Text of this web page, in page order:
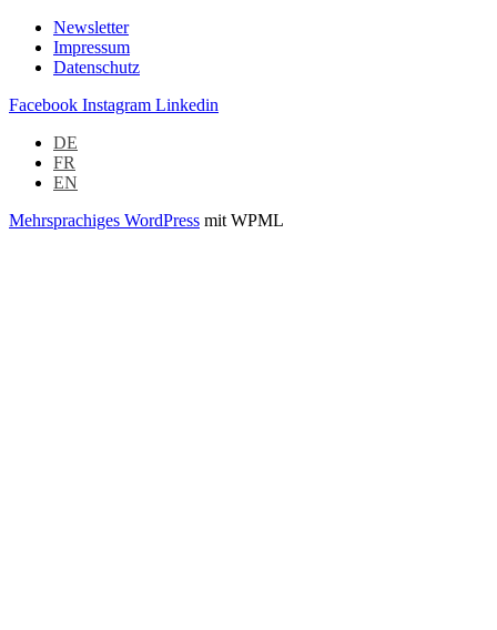
Newsletter
Impressum
Datenschutz
Facebook Instagram Linkedin
DE
FR
EN
Mehrsprachiges WordPress mit WPML